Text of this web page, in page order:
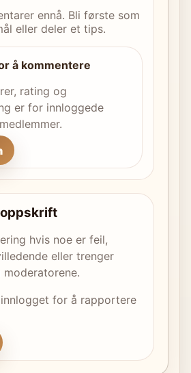
ennå. Bli første som
eller deler et tips.
å kommentere
rating og
er for innloggede
hvis noe er feil,
eller trenger
for å rapportere